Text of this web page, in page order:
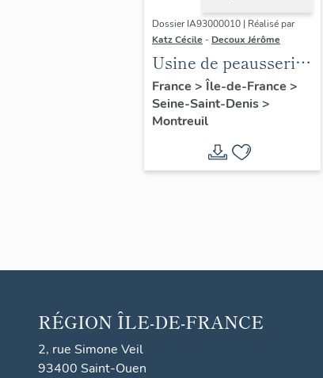
Dossier IA93000010 | Réalisé par
Katz Cécile - Decoux Jérôme
Usine de peausserie
Jumel aîné, puis
usine de céramique
E. Robert et cie, puis
La Stéatite
industrielle, puis la
France > Île-de-France >
Seine-Saint-Denis>
Montreuil
RÉGION ÎLE-DE-FRANCE
2, rue Simone Veil
93400 Saint-Ouen